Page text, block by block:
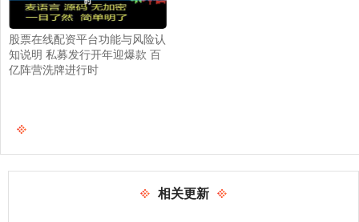
股票在线配资平台功能与风险认
知说明 私募发行开年迎爆款 百
亿阵营洗牌进行时
相关更新